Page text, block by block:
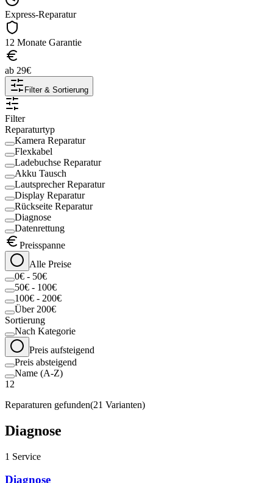
Express-Reparatur
12 Monate Garantie
ab 29€
Filter & Sortierung
Filter
Reparaturtyp
Kamera Reparatur
Flexkabel
Ladebuchse Reparatur
Akku Tausch
Lautsprecher Reparatur
Display Reparatur
Rückseite Reparatur
Diagnose
Datenrettung
Preisspanne
Alle Preise
0€ - 50€
50€ - 100€
100€ - 200€
Über 200€
Sortierung
Nach Kategorie
Preis aufsteigend
Preis absteigend
Name (A-Z)
12
Reparaturen gefunden(21 Varianten)
Diagnose
1 Service
Diagnose